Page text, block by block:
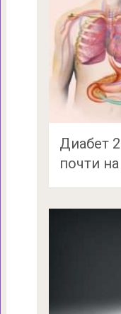
Диабет
почти